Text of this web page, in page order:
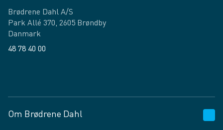
Brødrene Dahl A/S
Park Allé 370, 2605 Brøndby
Danmark
48 78 40 00
Om Brødrene Dahl